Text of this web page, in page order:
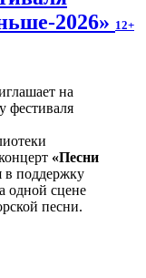
2026» 12+
«Песни
в поддержку
одной сцене
песни.